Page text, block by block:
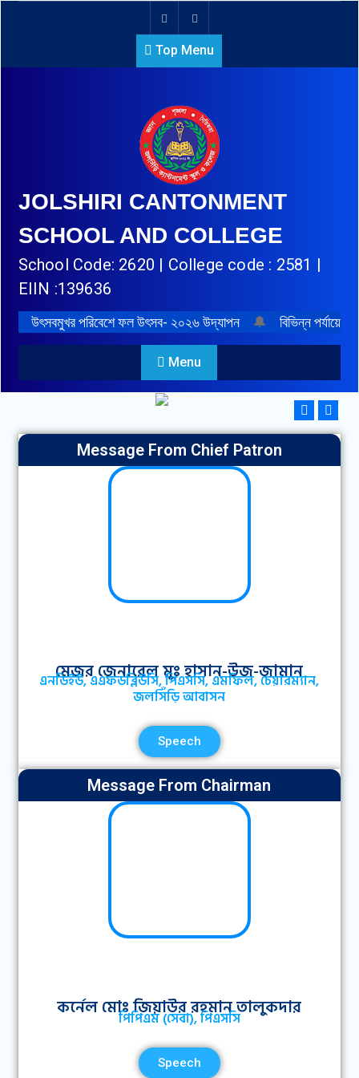
Top Menu
JOLSHIRI CANTONMENT
SCHOOL AND COLLEGE
School Code: 2620 | College code : 2581 |
EIIN :139636
উৎসবমুখর পরিবেশে ফল উৎসব- ২০২৬ উদ্‌যাপন 🔔 বিভিন্ন পর্যায়ে
Menu
Message From Chief Patron
মেজর জেনারেল মুঃ হাসান-উজ-জামান
এনডিইউ, এএফডব্লিউসি, পিএসসি, এমফিল, চেয়ারম্যান,
জলসিঁড়ি আবাসন
Speech
Message From Chairman
কর্নেল মোঃ জিয়াউর রহমান তালুকদার
পিপিএম (সেবা), পিএসসি
Speech